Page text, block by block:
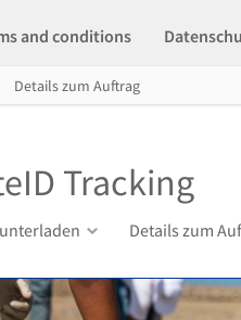
and conditions
Details zum Auftrag
Tracking
Details zum